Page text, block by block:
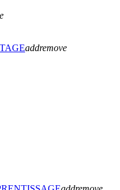
addremove